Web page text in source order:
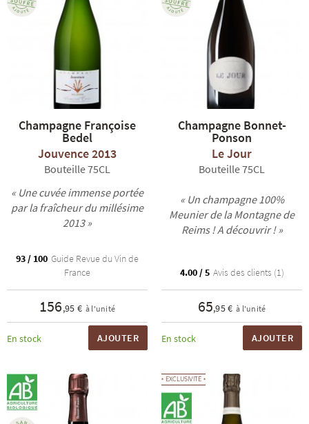
Champagne Françoise
Bedel
Jouvence 2013
Bouteille 75CL
« Une cuvée immense portée
par la fraîcheur du millésime
2013 »
93 / 100 Guide Revue du Vin de
France
156,95 € à l'unité
En stock AJOUTER
Champagne Bonnet-
Ponson
Le Jour
Bouteille 75CL
« Un champagne 100%
Meunier de la Montagne de
Reims ! A découvrir ! »
4.00 / 5 Avis des clients (1)
65,95 € à l'unité
En stock AJOUTER
EXCLUSIVITÉ